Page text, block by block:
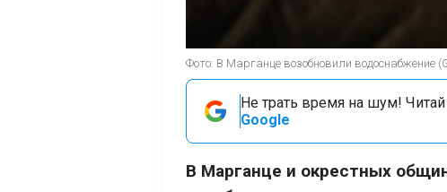
Фото: В Марганце возобновили водоснабжение
Не трать время на шум! Читай
Google
В Марганце и окрестных